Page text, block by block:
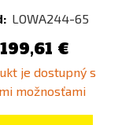
LOWA244-65
199,61 €
je dostupný s
možnosťami